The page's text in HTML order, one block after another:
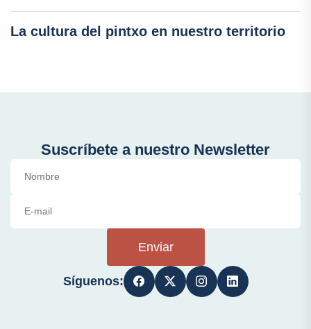
La cultura del pintxo en nuestro territorio
Suscríbete a nuestro Newsletter
Enviar
Síguenos: